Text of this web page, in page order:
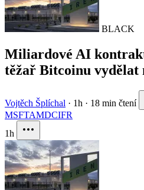
BLACK
Miliardové AI
těžař Bitcoinu vydělat
Vojtěch Šplíchal · 1h · 18 min čtení
MSFTAMDCIFR
1h